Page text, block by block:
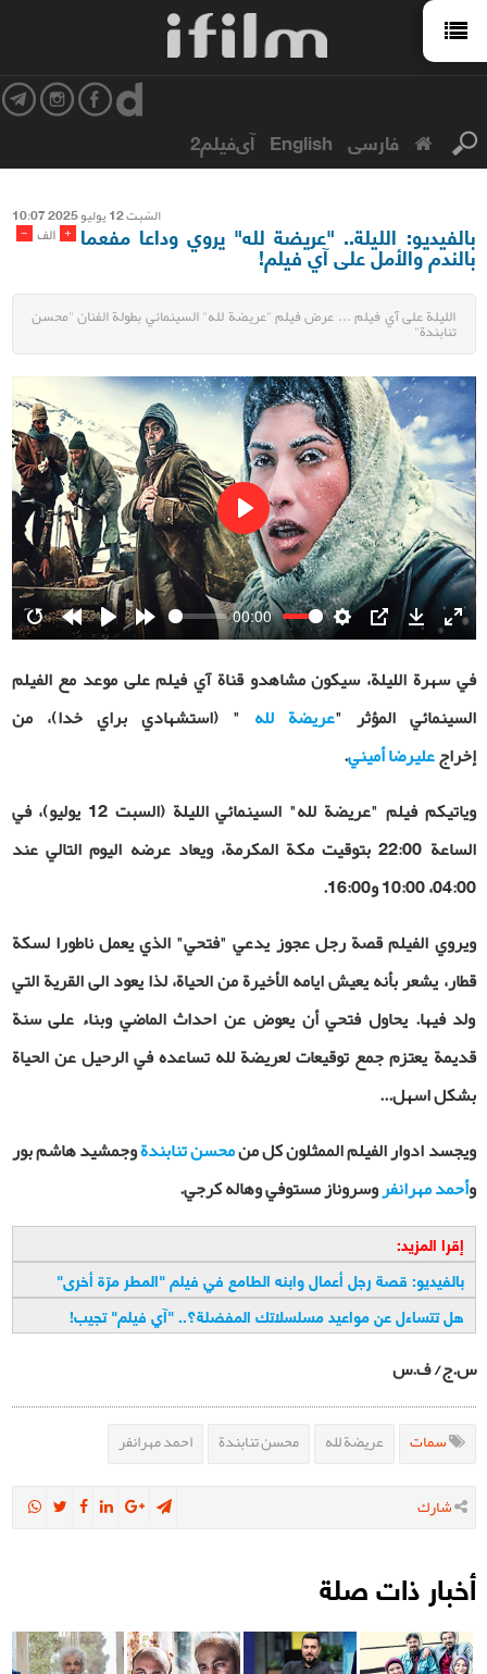
فارسی English آی‌فیلم2
السّبت 12 یولیو 2025 10:07
- الف + بالفيديو: الليلة.. "عريضة لله" يروي وداعا مفعما
بالندم والأمل على آي فيلم!
الليلة على آي فيلم ... عرض فيلم "عريضة لله" السينمائي بطولة الفنان "محسن
تنابندة"
RestartRewindPlay Forward
00:00
PIP Download
Play
في سهرة الليلة، سيكون مشاهدو قناة آي فيلم على موعد مع الفيلم
السينمائي المؤثر "عريضة لله " (استشهادي براي خدا)، من
إخراجعليرضا أميني.
وياتيكم فيلم "عريضة لله" السينمائي الليلة (السبت 12 يوليو)، في
الساعة 22:00 بتوقيت مكة المكرمة، ويعاد عرضه اليوم التالي عند
04:00، 10:00 و16:00.
ويروي الفيلم قصة رجل عجوز يدعي "فتحي" الذي يعمل ناطورا لسكة
قطار، يشعر بأنه يعيش ايامه الأخيرة من الحياة، لذا يعود الى القرية التي
ولد فيها. يحاول فتحي أن يعوض عن احداث الماضي وبناء على سنة
قديمة يعتزم جمع توقيعات لعريضة لله تساعده في الرحيل عن الحياة
بشكل اسهل...
ويجسد ادوار الفيلم الممثلون كل منمحسن تنابندةوجمشيد هاشم بور
وأحمد مهرانفروسروناز مستوفي وهاله كرجي.
إقرا المزيد:
بالفيديو: قصة رجل أعمال وابنه الطامع في فيلم "المطر مرّة أخری"
هل تتساءل عن مواعيد مسلسلاتك المفضلة؟.. "آي فيلم" تجيب!
س.ج/ ف.س
سمات عريضة لله محسن تنابندة احمد مهرانفر
شارك
أخبار ذات صلة